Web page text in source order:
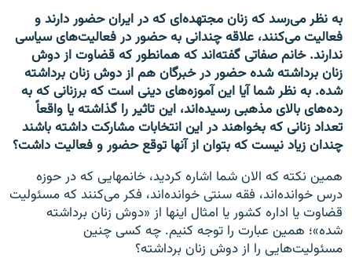
به نظر می‌رسد که زنان مجتهده‌ای که در ایران حضور دارند و
فعالیت می‌کنند، علاقه چندانی به حضور در فعالیت‌های سیاسی
ندارند. خانم صفاتی گفته‌اند که همانطور که قضاوت از دوش
زنان برداشته شده حضور در خبرگان هم از دوش زنان برداشته
شده. به نظر شما آیا این آموزه‌های دینی است که برزنانی که به
رده‌های بالای مذهبی رسیده‌اند،‌ این تاثیر را گذاشته یا واقعا‌ً
تعداد زنانی که بخواهند در این انتخابات مشارکت داشته باشند
چندان زیاد نیست که بتوان از آنها توقع حضور و فعالیت داشت؟
همین نکته که الان شما اشاره کردید، خانمهایی که در حوزه
درس خوانده‌اند،‌ فقه سنتی خوانده‌اند، فکر می‌کنند که مسئولیت
قضاوت یا اداره کشور یا امثال اینها از «دوش زنان برداشته
شده»؛ همین عبارت را توجه کنیم. چه کسی چنین
مسئولیت‌هایی را از دوش زنان برداشته؟